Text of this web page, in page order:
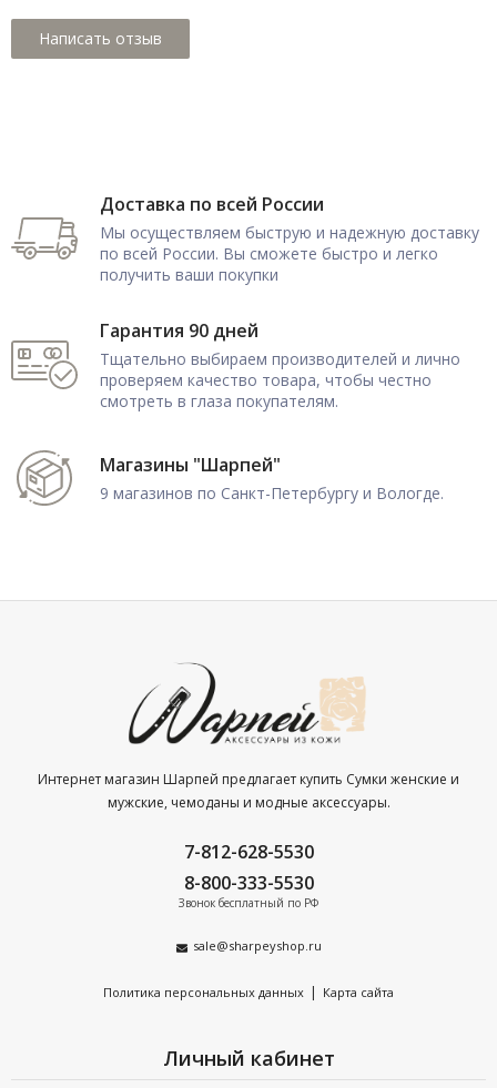
Доставка по всей России
Мы осуществляем быструю и надежную доставку
по всей России. Вы сможете быстро и легко
получить ваши покупки
Гарантия 90 дней
Тщательно выбираем производителей и лично
проверяем качество товара, чтобы честно
смотреть в глаза покупателям.
Магазины "Шарпей"
9 магазинов по Санкт-Петербургу и Вологде.
Интернет магазин Шарпей предлагает купить Сумки женские и
мужские, чемоданы и модные аксессуары.
7-812-628-5530
8-800-333-5530
Звонок бесплатный по РФ
sale@sharpeyshop.ru
Политика персональных данных | Карта сайта
Личный кабинет